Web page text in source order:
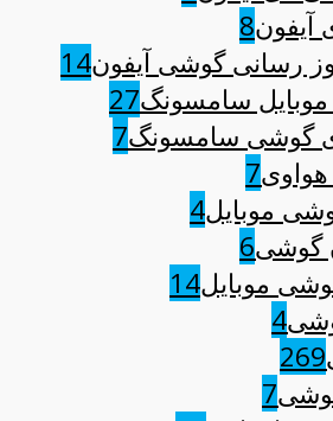
آیفون8
رسانی گوشی آیفون14
موبایل سامسونگ27
گوشی سامسونگ7
7
موبایل4
گوشی6
موبایل14
4
269
7